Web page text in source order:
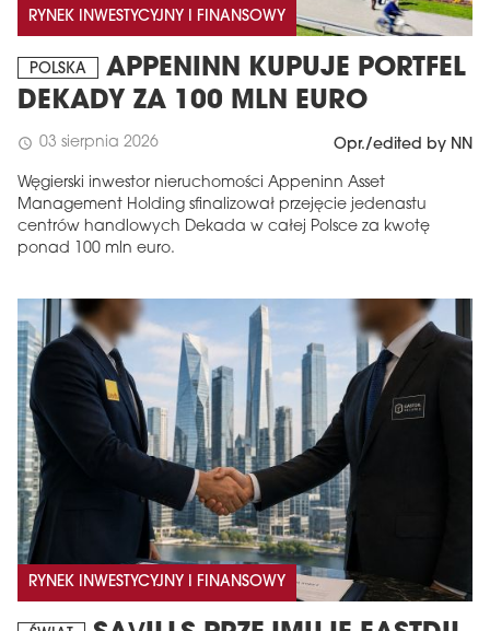
RYNEK INWESTYCYJNY I FINANSOWY
POLSKA
APPENINN KUPUJE PORTFEL
DEKADY ZA 100 MLN EURO
schedule 03 sierpnia 2026 Opr./edited by NN
Węgierski inwestor nieruchomości Appeninn Asset
Management Holding sfinalizował przejęcie jedenastu
centrów handlowych Dekada w całej Polsce za kwotę
ponad 100 mln euro.
RYNEK INWESTYCYJNY I FINANSOWY